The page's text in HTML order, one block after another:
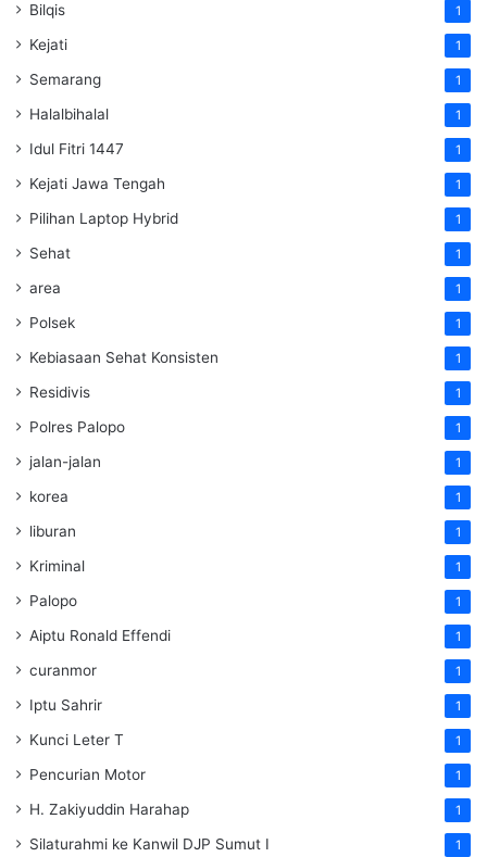
Bilqis 1
Kejati 1
Semarang 1
Halalbihalal 1
Idul Fitri 1447 1
Kejati Jawa Tengah 1
Pilihan Laptop Hybrid 1
Sehat 1
area 1
Polsek 1
Kebiasaan Sehat Konsisten 1
Residivis 1
Polres Palopo 1
jalan-jalan 1
korea 1
liburan 1
Kriminal 1
Palopo 1
Aiptu Ronald Effendi 1
curanmor 1
Iptu Sahrir 1
Kunci Leter T 1
Pencurian Motor 1
H. Zakiyuddin Harahap 1
Silaturahmi ke Kanwil DJP Sumut I 1